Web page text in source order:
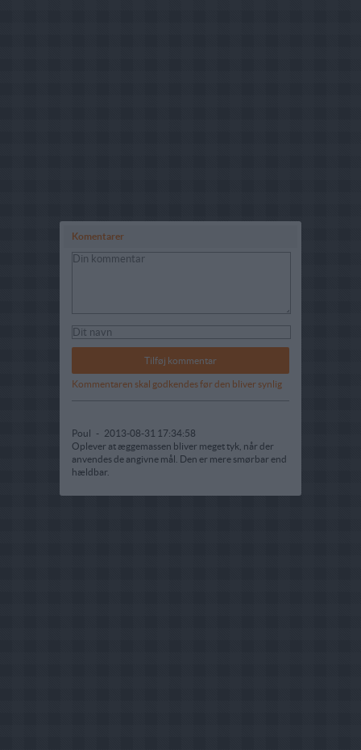
Komentarer
Kommentaren skal godkendes før den bliver synlig
Poul - 2013-08-31 17:34:58
Oplever at æggemassen bliver meget tyk, når der
anvendes de angivne mål. Den er mere smørbar end
hældbar.